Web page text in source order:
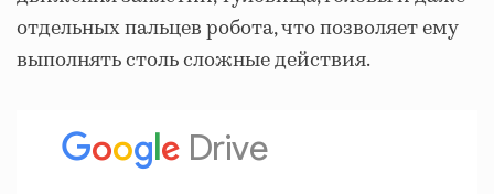
отдельных пальцев робота, что позволяет ему
выполнять столь сложные действия.